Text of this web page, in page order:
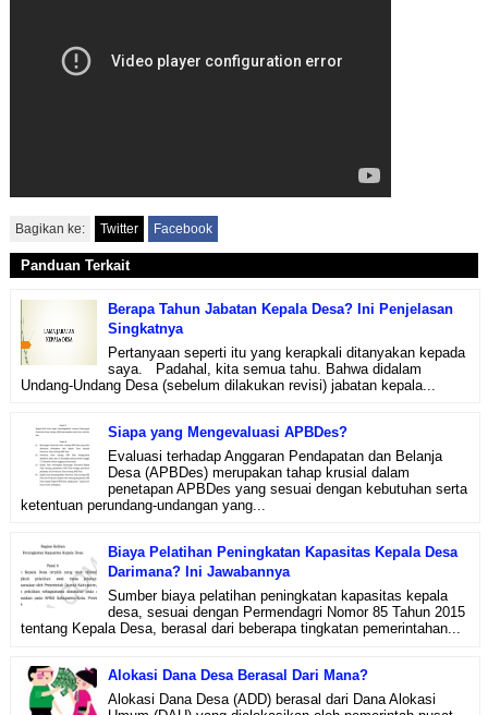
Bagikan ke: Twitter Facebook
Panduan Terkait
Berapa Tahun Jabatan Kepala Desa? Ini Penjelasan
Singkatnya
Pertanyaan seperti itu yang kerapkali ditanyakan kepada
saya. Padahal, kita semua tahu. Bahwa didalam
Undang-Undang Desa (sebelum dilakukan revisi) jabatan kepala...
Siapa yang Mengevaluasi APBDes?
Evaluasi terhadap Anggaran Pendapatan dan Belanja
Desa (APBDes) merupakan tahap krusial dalam
penetapan APBDes yang sesuai dengan kebutuhan serta
ketentuan perundang-undangan yang...
Biaya Pelatihan Peningkatan Kapasitas Kepala Desa
Darimana? Ini Jawabannya
Sumber biaya pelatihan peningkatan kapasitas kepala
desa, sesuai dengan Permendagri Nomor 85 Tahun 2015
tentang Kepala Desa, berasal dari beberapa tingkatan pemerintahan...
Alokasi Dana Desa Berasal Dari Mana?
Alokasi Dana Desa (ADD) berasal dari Dana Alokasi